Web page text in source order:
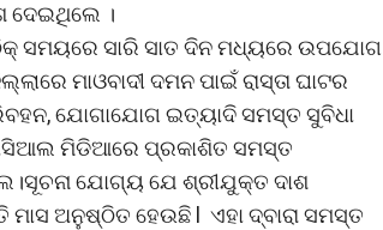
ଦେଇଥିଲେ ।
ସମୟରେ ସାରି ସାତ ଦିନ ମଧ୍ୟରେ ଉପଯୋଗ
ମାଓବାଦୀ ଦମନ ପାଇଁ ରାସ୍ତା ଘାଟର
ଯୋଗାଯୋଗ ଇତ୍ୟାଦି ସମସ୍ତ ସୁବିଧା
ମିଡିଆରେ ପ୍ରକାଶିତ ସମସ୍ତ
ଯୋଗ୍ୟ ଯେ ଶ୍ରୀଯୁକ୍ତ ଦାଶ
ଅନୁଷ୍ଠିତ ହେଉଛି l ଏହା ଦ୍ବାରା ସମସ୍ତ